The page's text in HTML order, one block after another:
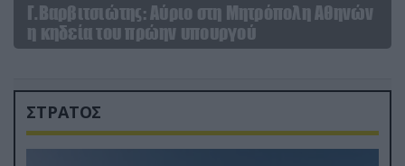
Γ.Βαρβιτσιώτης: Aύριο στη Μητρόπολη Αθηνών
η κηδεία του πρώην υπουργού
ΣΤΡΑΤΟΣ